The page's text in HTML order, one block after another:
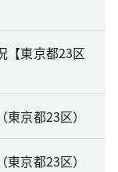
【東京都23区
京都23区）
京都23区）